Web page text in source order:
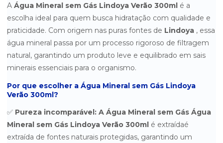
ÁGUA MINERAL SÃO LOURENÇO C/ GÁS 300ML C/ 12UN.
ÁGUA MINERAL SÃO LOURENÇO C/ GÁS 510ML C/ 6UN
ÁGUA MINERAL SÃO LOURENÇO S/ GÁS 300ML C/ 12UN
ÁGUA MINERAL SÃO LOURENÇO S/ GÁS 510ML C/ 6UN.
ÁGUA MINERAL SEM GÁS BONAFONT 1,5 LITROS - PACOTE COM 8
ÁGUA MINERAL SEM GÁS BONAFONT 500ML - PACOTE COM 24
A Água Mineral sem Gás Lindoya Verão 300ml é a
escolha ideal para quem busca hidratação com qualidade e
praticidade. Com origem nas puras fontes de Lindoya , essa
água mineral passa por um processo rigoroso de filtragem
natural, garantindo um produto leve e equilibrado em sais
minerais essenciais para o organismo.
Por que escolher a Água Mineral sem Gás Lindoya
Verão 300ml?
✅ Pureza incomparável: A Água Mineral sem Gás Água
Mineral sem Gás Lindoya Verão 300ml é extraídaé
extraída de fontes naturais protegidas, garantindo um